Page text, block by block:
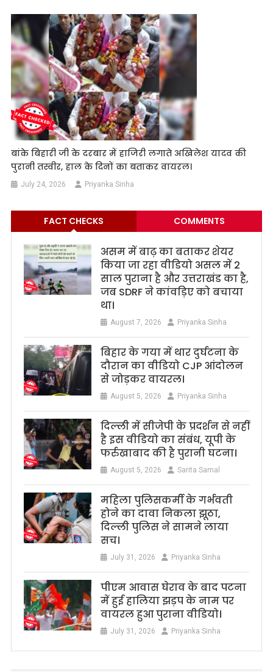
बांके बिहारी जी के दरबार में हाजिरी लगाते अखिलेश यादव की
पुरानी तस्वीर, हाल के दिनों का बताकर वायरल।
July 24, 2026 Priyanka Sinha
FACT CHECKS COMMENTS
असम में बाढ़ का बताकर शेयर
किया जा रहा वीडियो असल में 2
साल पुराना है और उत्तराखंड का है,
जब SDRF ने कांवड़िए को बचाया
था।
August 7, 2026 Priyanka Sinha
बिहार के गया में थार दुर्घटना के
दौरान का वीडियो CJP आंदोलन
से जोड़कर वायरल।
August 5, 2026 Priyanka Sinha
दिल्ली में सीजेपी के प्रदर्शन से नहीं
है इस वीडियो का संबंध, यूपी के
फर्रुखाबाद की है पुरानी घटना।
August 5, 2026 Sarita Samal
महिला पुलिसकर्मी के गर्भवती
होने का दावा निकला झूठा,
दिल्ली पुलिस ने सामने लाया
सच।
July 31, 2026 Priyanka Sinha
पीएम आवास घेराव के बाद पटना
में हुई हालिया झड़प के नाम पर
वायरल हुआ पुराना वीडियो।
July 31, 2026 Priyanka Sinha